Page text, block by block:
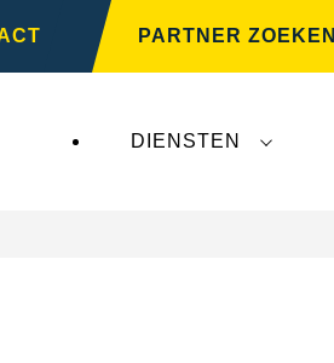
PARTNER ZOEKEN
DIENSTEN